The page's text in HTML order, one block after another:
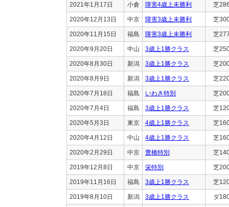
2021年1月17日 小倉 障害4歳上未勝利 芝
2020年12月13日 中京 障害3歳上未勝利 芝
2020年11月15日 福島 障害3歳上未勝利 芝
2020年9月20日 中山 3歳上1勝クラス 芝
2020年8月30日 新潟 3歳上1勝クラス 芝
2020年8月9日 新潟 3歳上1勝クラス 芝
2020年7月18日 福島 いわき特別 芝
2020年7月4日 福島 3歳上1勝クラス 芝
2020年5月3日 東京 4歳上1勝クラス 芝
2020年4月12日 中山 4歳上1勝クラス 芝
2020年2月29日 中京 豊橋特別 芝
2019年12月8日 中京 栄特別 芝
2019年11月16日 福島 3歳上1勝クラス 芝
2019年8月10日 新潟 3歳上1勝クラス ダ